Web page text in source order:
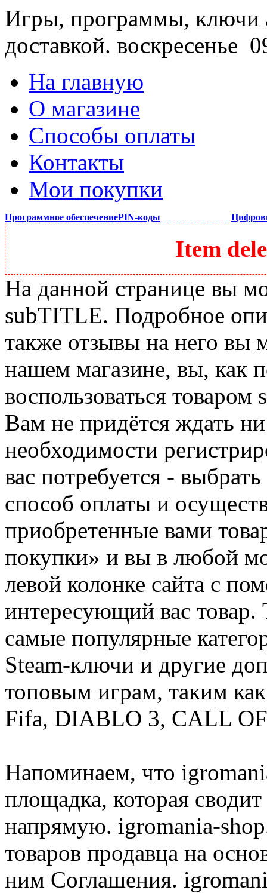
Игры, программы, ключи
доставкой. воскресенье
На главную
О магазине
Способы оплаты
Контакты
Мои покупки
Программное обеспечениеPIN-коды
Item
На данной странице вы
subTITLE. Подробное
также отзывы на него вы
нашем магазине, вы, как
воспользоваться
Вам не придётся ждать
необходимости
вас потребуется -
способ оплаты и
приобретенные вами
покупки» и вы в любой
левой колонке сайта с
интересующий вас
самые популярные
Steam-ключи и другие
топовым играм, таким
Fifa, DIABLO 3, CALL
Напоминаем, что
площадка, которая
напрямую. igromania-
товаров продавца на
ним Соглашения.